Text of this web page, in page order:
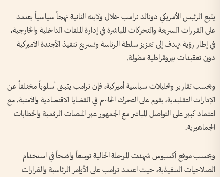
يتبع الرئيس الأمريكي دونالد ترامب خلال ولايته الثانية نهجاً سياسياً يعتمد
على القرارات السريعة والتحركات المباشرة في إدارة الملفات الداخلية والخارجية،
في إطار رؤية تهدف إلى تعزيز سلطة الرئاسة وتسريع تنفيذ الأجندة الأميركية
دون تعقيدات بيروقراطية مطولة.
وبحسب تقارير وتحليلات سياسية أميركية، فإن ترامب يتبنى أسلوباً مختلفاً عن
الإدارات التقليدية، يقوم على التحرك الحاسم في القضايا الاقتصادية والأمنية، مع
اعتماد كبير على التواصل المباشر مع الجمهور عبر المنصات الرقمية والخطابات
الجماهيرية.
وبحسب موقع أكسيوس شهدت المرحلة الحالية توسعاً واضحاً في استخدام
الصلاحيات التنفيذية، حيث اعتمد ترامب على الأوامر الرئاسية والقرارات